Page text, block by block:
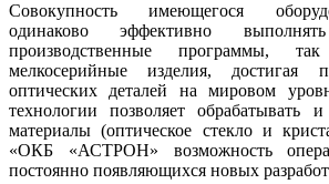
Совокупность имеющегося
одинаково эффективно
производственные программы,
мелкосерийные изделия, достигая
оптических деталей на мировом
технологии позволяет обрабатывать
материалы (оптическое стекло и
«ОКБ «АСТРОН» возможность
постоянно появляющихся новых